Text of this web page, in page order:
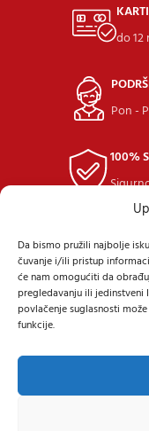
Da bismo pružili najbolje
čuvanje i/ili pristup
će nam omogućiti da
pregledavanju ili jedinstveni
povlačenje suglasnosti
funkcije.
do 12
Pon -
100%
u
Samoborska cesta 9,
Tel: +385 (91) 40 40 338